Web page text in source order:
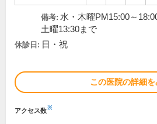
備考: 水・木曜PM15:00～
土曜13:30まで
休診日: 日・祝
この医院の詳細を
アクセス数※